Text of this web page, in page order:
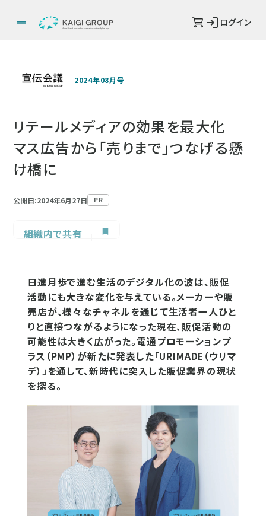
ログイン
2024年08月号
リテールメディアの効果を最大化
マス広告から「売りまで」つなげる懸
け橋に
公開日:2024年6月27日 PR
組織内で共有
日進月歩で進む生活のデジタル化の波は、販促
活動にも大きな変化を与えている。メーカーや販
売店が、様々なチャネルを通じて生活者一人ひと
りと直接つながるようになった現在、販促活動の
可能性は大きく広がった。電通プロモーションプ
ラス（PMP）が新たに発表した「URIMADE（ウリマ
デ）」を通して、新時代に突入した販促業界の現状
を探る。